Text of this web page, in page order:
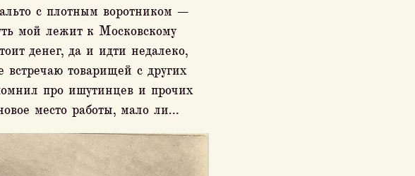
с плотным воротником —
мой лежит к Московскому
денег, да и идти недалеко,
встречаю товарищей с других
про ишутинцев и прочих
место работы, мало ли…